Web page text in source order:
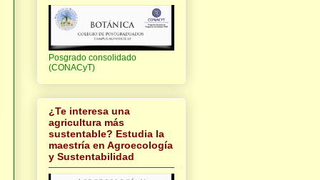
Posgrado consolidado
(CONACyT)
¿Te interesa una
agricultura más
sustentable? Estudia la
maestría en Agroecología
y Sustentabilidad